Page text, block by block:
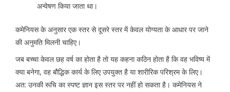
अन्वेषण किया जाता था।
कमेनियस के अनुसार एक स्तर से दूसरे स्तर में केवल योग्यता के आधार पर जाने
की अनुमति मिलनी चाहिए।
जब बच्चा केवल छह वर्ष का होता है तो यह कहना कठिन होता है कि वह भविष्य में
क्या बनेगा, वह बौद्धिक कार्य के लिए उपयुक्त है या शारीरिक परिश्रम के लिए।
अत: उनकी रूचि का स्पष्ट ज्ञान इस स्तर पर नहीं हो सकता है। कमेनियस ने